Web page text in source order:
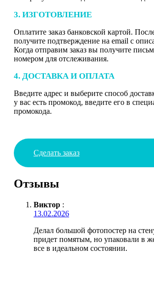
3. ИЗГОТОВЛЕНИЕ
Оплатите заказ банковской картой.
получите подтверждение на email с
Когда отправим заказ вы получите
номером для отслеживания.
4. ДОСТАВКА И ОПЛАТА
Введите адрес и выберите способ
у вас есть промокод, введите его в
промокода.
Сделать заказ
Отзывы
Виктор :
13.02.2026
Делал большой фотопостер на
придет помятым, но упаковали в
все в идеальном состоянии.